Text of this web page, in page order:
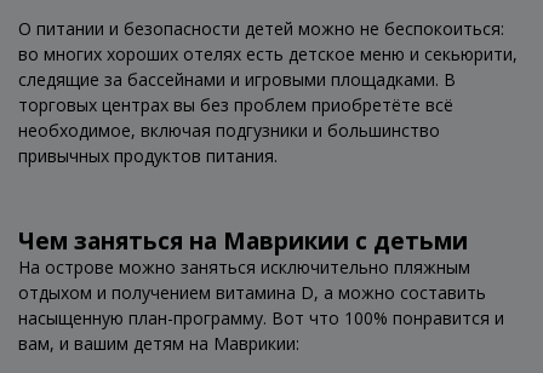
О питании и безопасности детей можно не беспокоиться:
во многих хороших отелях есть детское меню и секьюрити,
следящие за бассейнами и игровыми площадками. В
торговых центрах вы без проблем приобретёте всё
необходимое, включая подгузники и большинство
привычных продуктов питания.
Чем заняться на Маврикии с детьми
На острове можно заняться исключительно пляжным
отдыхом и получением витамина D, а можно составить
насыщенную план-программу. Вот что 100% понравится и
вам, и вашим детям на Маврикии: